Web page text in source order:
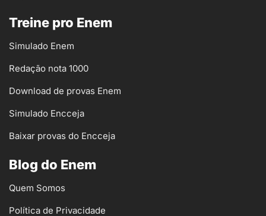
Treine pro Enem
Simulado Enem
Redação nota 1000
Download de provas Enem
Simulado Encceja
Baixar provas do Encceja
Blog do Enem
Quem Somos
Política de Privacidade